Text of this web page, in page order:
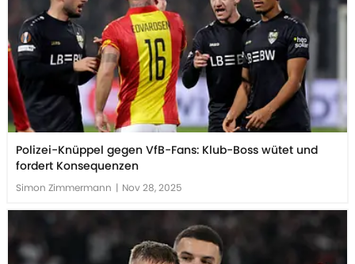
Polizei-Knüppel gegen VfB-Fans: Klub-Boss wütet und
fordert Konsequenzen
Simon Zimmermann | Nov 28, 2025